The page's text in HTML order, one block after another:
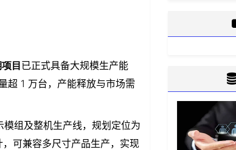
目已正式具备大规模生产能
超 1 万台，产能释放与市场需
组及整机生产线，规划定位为
，可兼容多尺寸产品生产，实现